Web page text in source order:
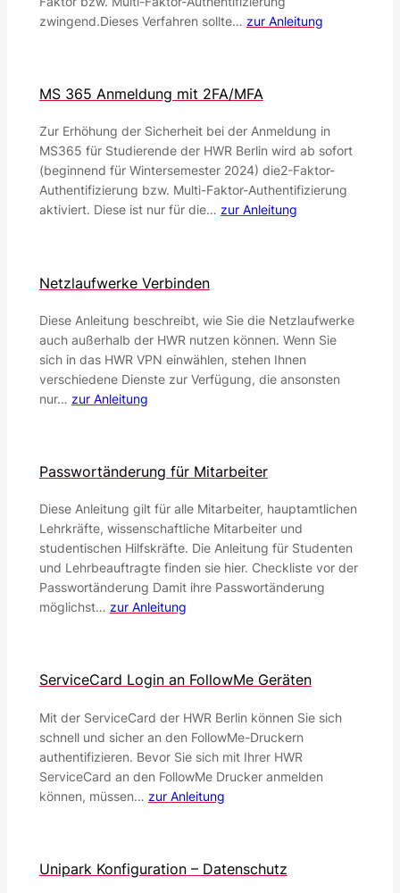
zwingend.Dieses Verfahren sollte… zur Anleitung
MS 365 Anmeldung mit 2FA/MFA
Zur Erhöhung der Sicherheit bei der Anmeldung in
MS365 für Studierende der HWR Berlin wird ab sofort
(beginnend für Wintersemester 2024) die2-Faktor-
Authentifizierung bzw. Multi-Faktor-Authentifizierung
aktiviert. Diese ist nur für die… zur Anleitung
Netzlaufwerke Verbinden
Diese Anleitung beschreibt, wie Sie die Netzlaufwerke
auch außerhalb der HWR nutzen können. Wenn Sie
sich in das HWR VPN einwählen, stehen Ihnen
verschiedene Dienste zur Verfügung, die ansonsten
nur… zur Anleitung
Passwortänderung für Mitarbeiter
Diese Anleitung gilt für alle Mitarbeiter, hauptamtlichen
Lehrkräfte, wissenschaftliche Mitarbeiter und
studentischen Hilfskräfte. Die Anleitung für Studenten
und Lehrbeauftragte finden sie hier. Checkliste vor der
Passwortänderung Damit ihre Passwortänderung
möglichst… zur Anleitung
ServiceCard Login an FollowMe Geräten
Mit der ServiceCard der HWR Berlin können Sie sich
schnell und sicher an den FollowMe-Druckern
authentifizieren. Bevor Sie sich mit Ihrer HWR
ServiceCard an den FollowMe Drucker anmelden
können, müssen… zur Anleitung
Unipark Konfiguration – Datenschutz